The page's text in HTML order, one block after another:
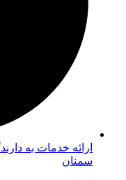
سمنان